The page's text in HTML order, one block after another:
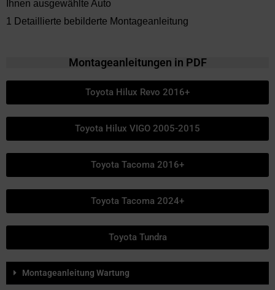
Ihnen ausgewählte Auto
1 Detaillierte bebilderte Montageanleitung
Montageanleitungen in PDF
Toyota Hilux Revo 2016+
Toyota Hilux VIGO 2005-2015
Toyota Tacoma 2016+
Toyota Tacoma 2024+
Toyota Tundra
Montageanleitung Wartung